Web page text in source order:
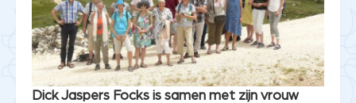
Dick Jaspers Focks is samen met zijn vrouw